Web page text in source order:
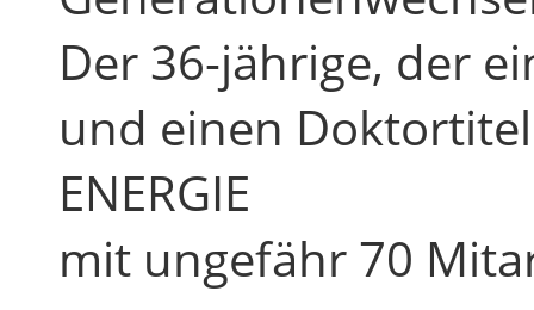
Der 36-jährige, der
und einen
ENERGIE
mit ungefähr 70